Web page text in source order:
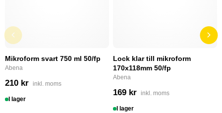
Mikroform svart 750 ml 50/fp
Abena
210 kr inkl. moms
I lager
Lock klar till mikroform
170x118mm 50/fp
Abena
169 kr inkl. moms
I lager